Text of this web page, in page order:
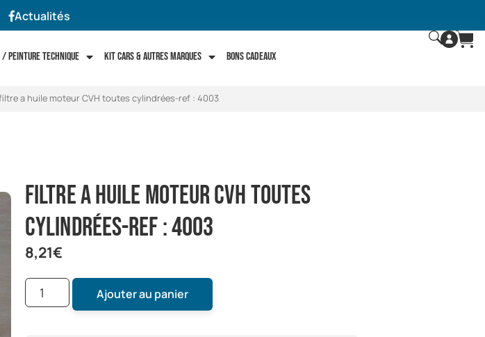
Actualités
Peinture technique Kit cars & autres marques Bons Cadeaux
a huile moteur CVH toutes cylindrées-ref : 4003
filtre a huile moteur CVH toutes
cylindrées-ref : 4003
8,21€
Ajouter au panier